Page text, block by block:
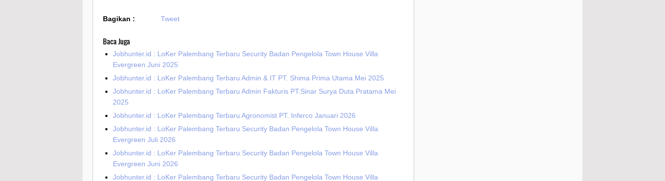
Bagikan : Tweet
Baca Juga
Jobhunter.id : LoKer Palembang Terbaru Security Badan Pengelola Town House Villa
Evergreen Juni 2025
Jobhunter.id : LoKer Palembang Terbaru Admin & IT PT. Shima Prima Utama Mei 2025
Jobhunter.id : LoKer Palembang Terbaru Admin Fakturis PT.Sinar Surya Duta Pratama Mei
2025
Jobhunter.id : LoKer Palembang Terbaru Agronomist PT. Inferco Januari 2026
Jobhunter.id : LoKer Palembang Terbaru Security Badan Pengelola Town House Villa
Evergreen Juli 2026
Jobhunter.id : LoKer Palembang Terbaru Security Badan Pengelola Town House Villa
Evergreen Juni 2026
Jobhunter.id : LoKer Palembang Terbaru Security Badan Pengelola Town House Villa